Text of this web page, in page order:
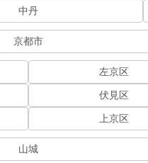
中丹
京都市
左京区
伏見区
上京区
山城